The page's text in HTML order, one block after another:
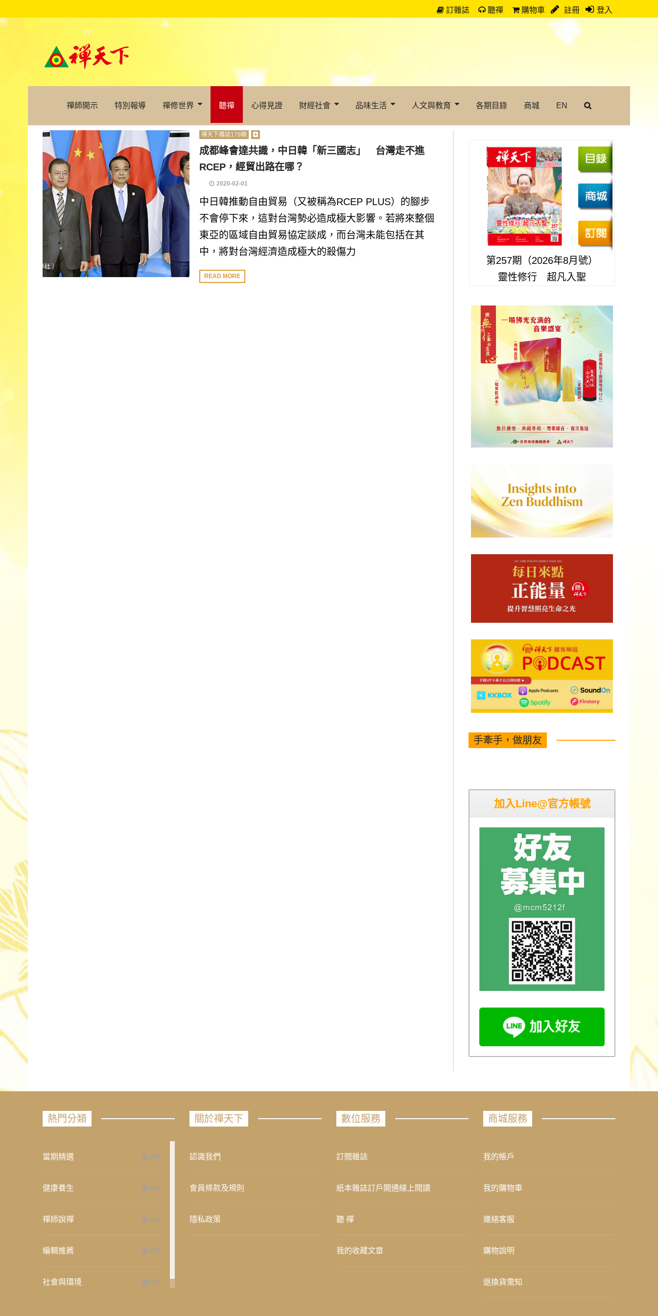
訂雜誌 聽禪 購物車 註冊 登入
禪師開示 特別報導 禪修世界 聽禪 心得見證 財經社會 品味生活 人文與教育 各期目錄 商城 EN
禪天下雜誌179期
成都峰會達共識，中日韓「新三國志」 台灣走不進
RCEP，經貿出路在哪？
2020-02-01
中日韓推動自由貿易（又被稱為RCEP PLUS）的腳步
不會停下來，這對台灣勢必造成極大影響。若將來整個
東亞的區域自由貿易協定談成，而台灣未能包括在其
中，將對台灣經濟造成極大的殺傷力
READ MORE
第257期（2026年8月號）
靈性修行 超凡入聖
手牽手，做朋友
加入Line@官方帳號
熱門分類
當期精選 658
健康養生 276
禪師說禪 267
編輯推薦 236
社會與環境 235
關於禪天下
認識我們
會員條款及規則
隱私政策
數位服務
訂閱雜誌
紙本雜誌訂戶開通線上閱讀
聽 禪
我的收藏文章
商城服務
我的帳戶
我的購物車
連絡客服
購物說明
退換貨需知